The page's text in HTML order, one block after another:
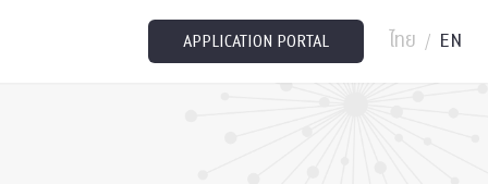
APPLICATION PORTAL ไทย / EN